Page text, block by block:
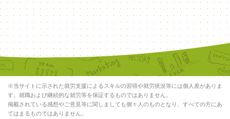
※当サイトに示された就労支援によるスキルの習得や就労状況等には個人差がありま
す。就職および継続的な就労等を保証するものではありません。
掲載されている感想やご意見等に関しましても個々人のものとなり、すべての方にあ
てはまるものではありません。